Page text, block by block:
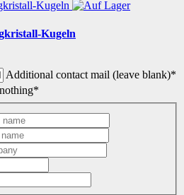
Kugeln
Additional contact mail (leave blank)*